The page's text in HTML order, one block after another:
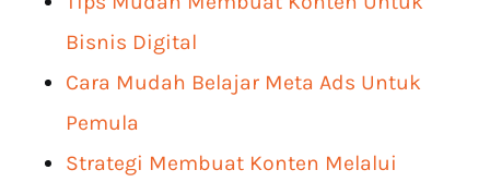
Bisnis Digital
Cara Mudah Belajar Meta Ads Untuk
Pemula
Strategi Membuat Konten Melalui